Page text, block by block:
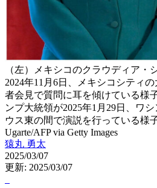
（左）メキシコのクラウディア・
2024年11月6日、メキシコシティ
者会見で質問に耳を傾けている様
ンプ大統領が2025年1月29日、ワ
ウス東の間で演説を行っている様
Ugarte/AFP via Getty Images
猿丸 勇太
2025/03/07
更新: 2025/03/07